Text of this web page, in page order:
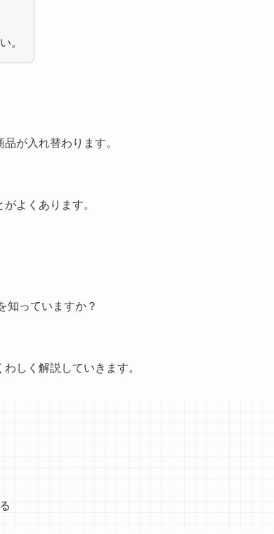
。
が入れ替わります。
よくあります。
知っていますか？
しく解説していきます。